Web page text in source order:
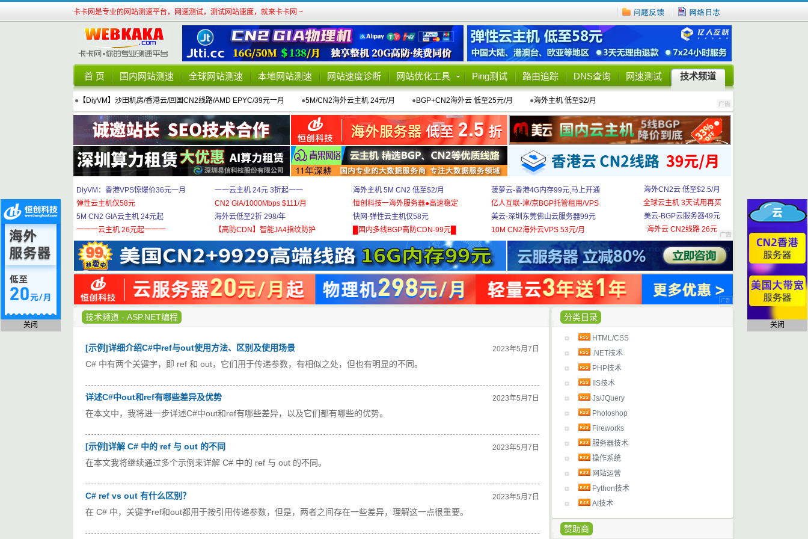
卡卡网是专业的网站测速平台，网速测试，测试网站速度，就来卡卡网 ~
首 页 国内网站测速 全球网站测速 本地网站测速 网站速度诊断 网站优化工具 Ping测试 路由追踪 DNS查询 网速测试 技术频道
● 【DiyVM】沙田机房/香港云/回国CN2线路/AMD EPYC/39元一月 ●5M/CN2海外云主机 24元/月 ●BGP+CN2海外云 低至25元/月 ●海外主机 低至$2/月
DiyVM：香港VPS惊爆价36元一月
弹性云主机仅58元
5M CN2 GIA云主机 24元起
一一一云主机 26元起一一一
一一云主机 24元 3折起一一
CN2 GIA/1000Mbps $111/月
海外云低至2折 298/年
【高防CDN】智能JA4指纹防护
海外主机 5M CN2 低至$2/月
恒创科技一海外服务器●高速稳定
快网-弹性云主机仅58元
█国内多线BGP高防CDN-99元█
菠萝云-香港4G内存99元,马上开通
亿人互联-津/京BGP托管租用/VPS
美云-深圳东莞佛山云服务器99元
10M CN2海外云VPS 53元/月
海外CN2云 低至$2.5/月
全球云主机 3天试用再买
美云-BGP云服务器49元
海外云 CN2线路 26元
分类目录
HTML/CSS
.NET技术
PHP技术
IIS技术
Js/JQuery
Photoshop
Fireworks
服务器技术
操作系统
网站运营
Python技术
AI技术
赞助商
技术频道 - ASP.NET编程
2023年5月7日
[示例]详细介绍C#中ref与out使用方法、区别及使用场景
C# 中有两个关键字，即 ref 和 out，它们用于传递参数，有相似之处，但也有明显的不同。
2023年5月7日
详述C#中out和ref有哪些差异及优势
在本文中，我将进一步详述C#中out和ref有哪些差异，以及它们都有哪些的优势。
2023年5月7日
[示例]详解 C# 中的 ref 与 out 的不同
在本文我将继续通过多个示例来详解 C# 中的 ref 与 out 的不同。
2023年5月7日
C# ref vs out 有什么区别？
在 C# 中，关键字ref和out都用于按引用传递参数，但是，两者之间存在一些差异，理解这一点很重要。
关闭 关闭